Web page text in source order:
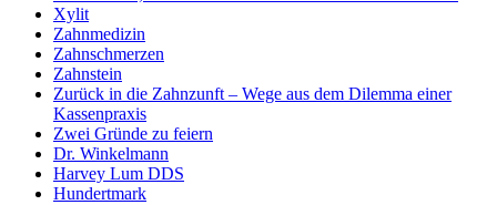
Xylit
Zahnmedizin
Zahnschmerzen
Zahnstein
Zurück in die Zahnzunft – Wege aus dem Dilemma einer
Kassenpraxis
Zwei Gründe zu feiern
Dr. Winkelmann
Harvey Lum DDS
Hundertmark